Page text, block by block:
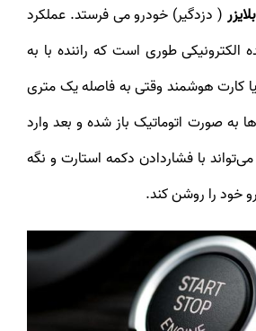
( دزدگیر) خودرو می فرستد. عملکرد
طوری است که راننده با به
کارت هوشمند وقتی به فاصله یک متری
به صورت اتوماتیک باز شده و بعد وارد
با فشاردادن دکمه استارت و نگه
خود را روشن کند.